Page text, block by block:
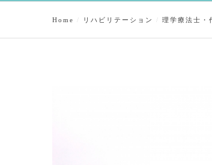
Home リハビリテーション 理学療法士・